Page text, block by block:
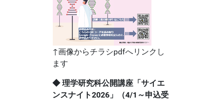
↑画像からチラシpdfへリンクし
ます
◆ 理学研究科公開講座「サイエ
ンスナイト2026」（4/1～申込受